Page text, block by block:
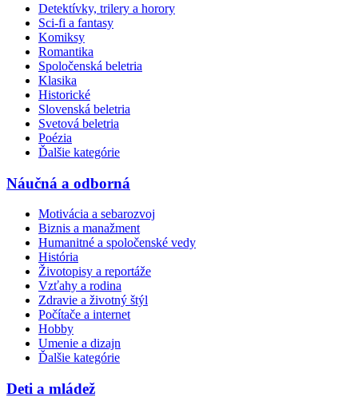
Detektívky, trilery a horory
Sci-fi a fantasy
Komiksy
Romantika
Spoločenská beletria
Klasika
Historické
Slovenská beletria
Svetová beletria
Poézia
Ďalšie kategórie
Náučná a odborná
Motivácia a sebarozvoj
Biznis a manažment
Humanitné a spoločenské vedy
História
Životopisy a reportáže
Vzťahy a rodina
Zdravie a životný štýl
Počítače a internet
Hobby
Umenie a dizajn
Ďalšie kategórie
Deti a mládež